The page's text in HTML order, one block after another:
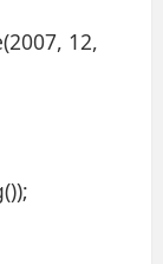
12,